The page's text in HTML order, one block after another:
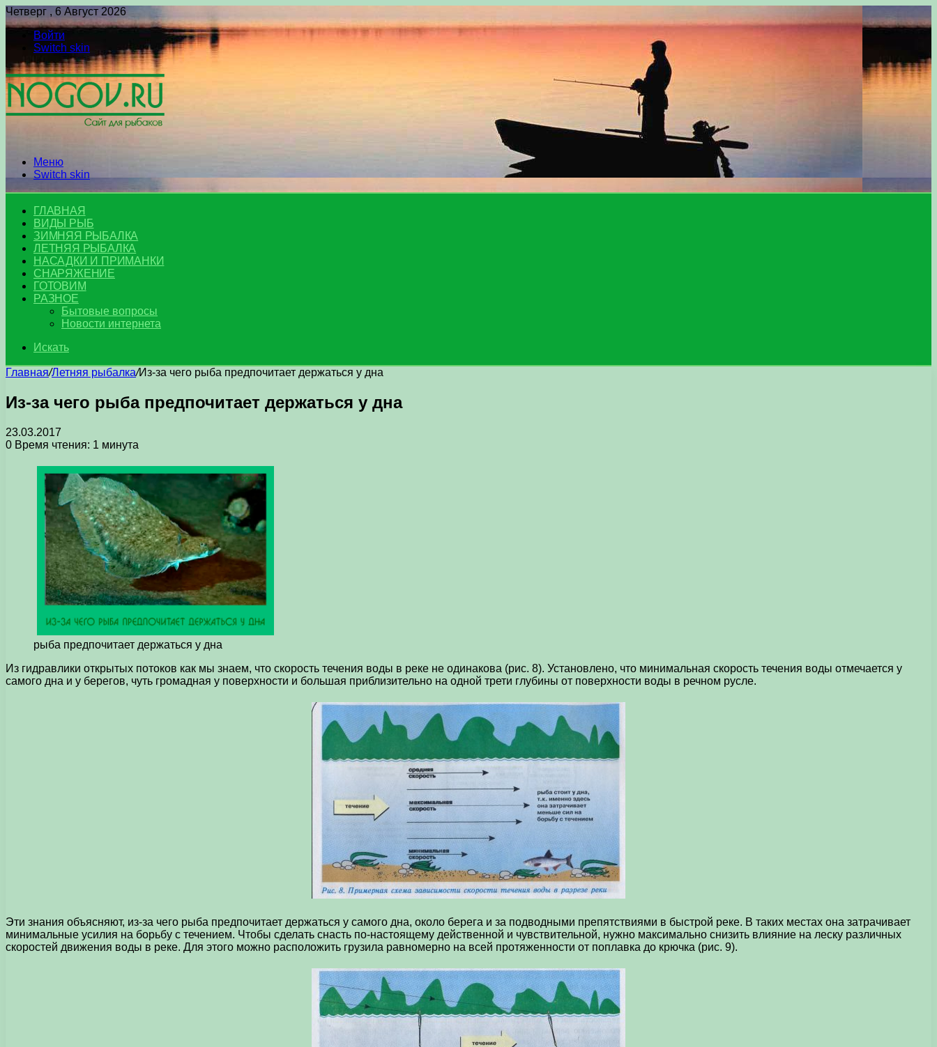
Четверг , 6 Август 2026
Войти
Switch skin
Меню
Switch skin
ГЛАВНАЯ
ВИДЫ РЫБ
ЗИМНЯЯ РЫБАЛКА
ЛЕТНЯЯ РЫБАЛКА
НАСАДКИ И ПРИМАНКИ
СНАРЯЖЕНИЕ
ГОТОВИМ
РАЗНОЕ
Бытовые вопросы
Новости интернета
Искать
Главная/Летняя рыбалка/Из-за чего рыба предпочитает держаться у дна
Из-за чего рыба предпочитает держаться у дна
23.03.2017
0 Время чтения: 1 минута
рыба предпочитает держаться у дна
Из гидравлики открытых потоков как мы знаем, что скорость течения воды в реке не одинакова (рис. 8). Установлено, что минимальная скорость течения воды отмечается у
самого дна и у берегов, чуть громадная у поверхности и большая приблизительно на одной трети глубины от поверхности воды в речном русле.
Эти знания объясняют, из-за чего рыба предпочитает держаться у самого дна, около берега и за подводными препятствиями в быстрой реке. В таких местах она затрачивает
минимальные усилия на борьбу с течением. Чтобы сделать снасть по-настоящему действенной и чувствительной, нужно максимально снизить влияние на леску различных
скоростей движения воды в реке. Для этого можно расположить грузила равномерно на всей протяженности от поплавка до крючка (рис. 9).